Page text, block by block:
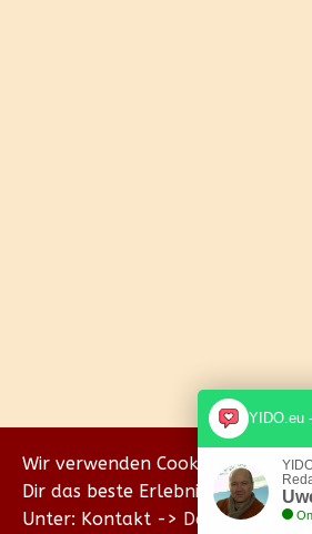
Wir verwenden Cookies, um
Dir das beste Erlebnis auf unserer
Unter: Kontakt -> Datenschutz
YIDO.eu